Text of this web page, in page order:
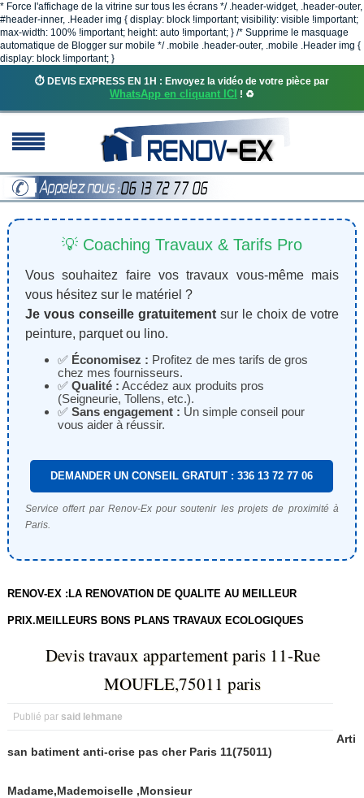
* Force l'affichage de la vitrine sur tous les écrans */ .header-widget, .header-outer,
#header-inner, .Header img { display: block !important; visibility: visible !important;
max-width: 100% !important; height: auto !important; } /* Supprime le masquage
automatique de Blogger sur mobile */ .mobile .header-outer, .mobile .Header img {
display: block !important; }
⏱️ DEVIS EXPRESS EN 1H : Envoyez la vidéo de votre pièce par
WhatsApp en cliquant ICI ! ♻️
💡 Coaching Travaux & Tarifs Pro
Vous souhaitez faire vos travaux vous-même mais
vous hésitez sur le matériel ?
Je vous conseille gratuitementsur le choix de votre
peinture, parquet ou lino.
✅ Économisez : Profitez de mes tarifs de gros
chez mes fournisseurs.
✅ Qualité : Accédez aux produits pros
(Seigneurie, Tollens, etc.).
✅ Sans engagement : Un simple conseil pour
vous aider à réussir.
DEMANDER UN CONSEIL GRATUIT : 336 13 72 77 06
Service offert par Renov-Ex pour soutenir les projets de proximité à
Paris.
RENOV-EX :LA RENOVATION DE QUALITE AU MEILLEUR
PRIX.MEILLEURS BONS PLANS TRAVAUX ECOLOGIQUES
Devis travaux appartement paris 11-Rue
MOUFLE,75011 paris
Publié par said lehmane
Arti
san batiment anti-crise pas cher Paris 11(75011)
Madame,Mademoiselle ,Monsieur